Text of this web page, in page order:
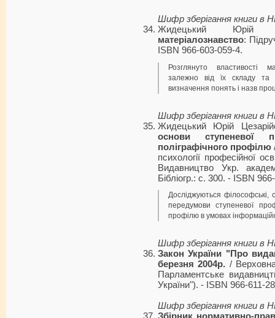
Шифр зберігання книги в
Жидецький Юрій
матеріалознавство:
ISBN 966-603-059-4.
Розглянуто властивості
залежно від їх складу та
визначення понять і назв
Шифр зберігання книги в
Жидецький Юрій
основи ступеневої
поліграфічного профілю
психології професійної
Видавництво Укр.
Бібліогр.: с. 300. - ISBN
Досліджуються філософські,
передумови ступеневої
профілю в умовах
Шифр зберігання книги в
Закон України "Про
березня 2004р. /
Парламентське
України"). - ISBN 966-611-
Шифр зберігання книги в